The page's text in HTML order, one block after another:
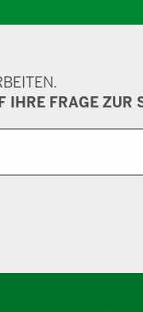
FRAGE